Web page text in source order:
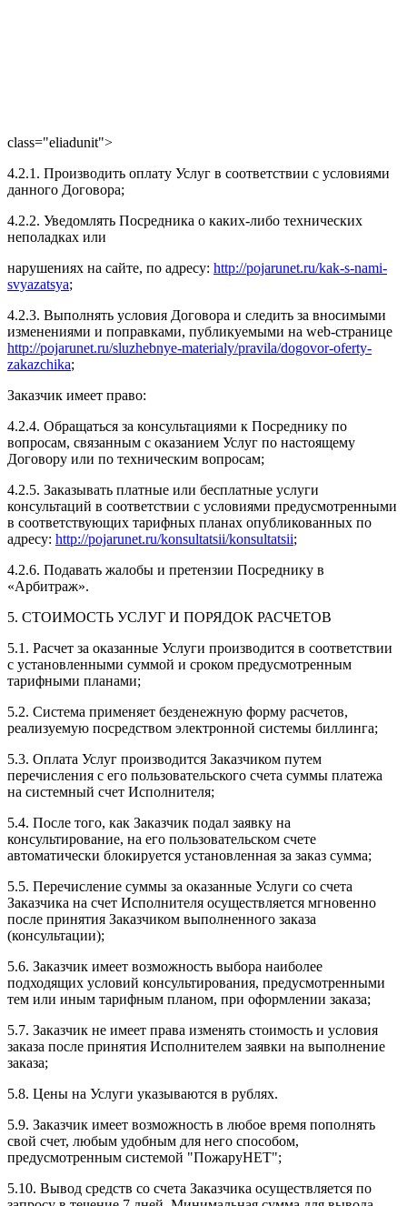
class="eliadunit">
4.2.1. Производить оплату Услуг в соответствии с условиями
данного Договора;
4.2.2. Уведомлять Посредника о каких-либо технических
неполадках или
нарушениях на сайте, по адресу: http://pojarunet.ru/kak-s-nami-
svyazatsya;
4.2.3. Выполнять условия Договора и следить за вносимыми
изменениями и поправками, публикуемыми на web-странице
http://pojarunet.ru/sluzhebnye-materialy/pravila/dogovor-oferty-
zakazchika;
Заказчик имеет право:
4.2.4. Обращаться за консультациями к Посреднику по
вопросам, связанным с оказанием Услуг по настоящему
Договору или по техническим вопросам;
4.2.5. Заказывать платные или бесплатные услуги
консультаций в соответствии с условиями предусмотренными
в соответствующих тарифных планах опубликованных по
адресу: http://pojarunet.ru/konsultatsii/konsultatsii;
4.2.6. Подавать жалобы и претензии Посреднику в
«Арбитраж».
5. СТОИМОСТЬ УСЛУГ И ПОРЯДОК РАСЧЕТОВ
5.1. Расчет за оказанные Услуги производится в соответствии
с установленными суммой и сроком предусмотренным
тарифными планами;
5.2. Система применяет безденежную форму расчетов,
реализуемую посредством электронной системы биллинга;
5.3. Оплата Услуг производится Заказчиком путем
перечисления с его пользовательского счета суммы платежа
на системный счет Исполнителя;
5.4. После того, как Заказчик подал заявку на
консультирование, на его пользовательском счете
автоматически блокируется установленная за заказ сумма;
5.5. Перечисление суммы за оказанные Услуги со счета
Заказчика на счет Исполнителя осуществляется мгновенно
после принятия Заказчиком выполненного заказа
(консультации);
5.6. Заказчик имеет возможность выбора наиболее
подходящих условий консультирования, предусмотренными
тем или иным тарифным планом, при оформлении заказа;
5.7. Заказчик не имеет права изменять стоимость и условия
заказа после принятия Исполнителем заявки на выполнение
заказа;
5.8. Цены на Услуги указываются в рублях.
5.9. Заказчик имеет возможность в любое время пополнять
свой счет, любым удобным для него способом,
предусмотренным системой "ПожаруНЕТ";
5.10. Вывод средств со счета Заказчика осуществляется по